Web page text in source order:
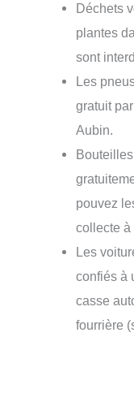
Déchets
plantes
sont
Les
gratuit
Aubin.
pouvez
collecte
Les
confiés à
casse
fourrière